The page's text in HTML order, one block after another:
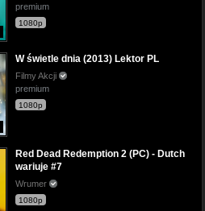
premium
1080p
W świetle dnia (2013) Lektor PL
Filmy Akcji
premium
1080p
Red Dead Redemption 2 (PC) - Dutch
wariuje #7
Wrumer
1080p